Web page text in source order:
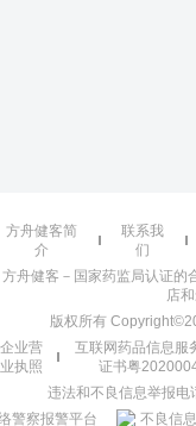
方舟健客简
介
联系我
们
方舟健客－国家药监局认证的
店
版权所有
企业营
业执照
互联网药品信息服
证书粤
违法和不良信息举报